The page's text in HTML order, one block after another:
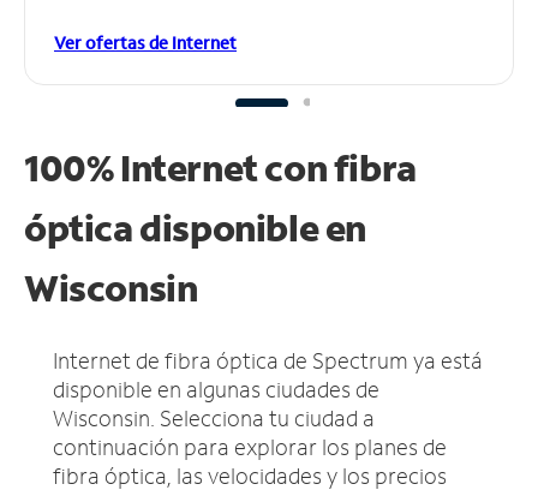
Ver ofertas de Internet
100% Internet con fibra
óptica disponible en
Wisconsin
Internet de fibra óptica de Spectrum ya está
disponible en algunas ciudades de
Wisconsin. Selecciona tu ciudad a
continuación para explorar los planes de
fibra óptica, las velocidades y los precios